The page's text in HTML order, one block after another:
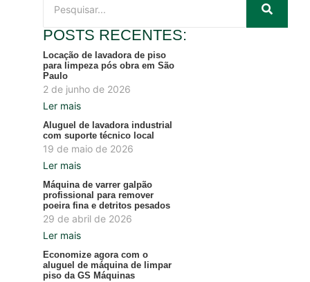
POSTS RECENTES:
Locação de lavadora de piso
para limpeza pós obra em São
Paulo
2 de junho de 2026
Ler mais
Aluguel de lavadora industrial
com suporte técnico local
19 de maio de 2026
Ler mais
Máquina de varrer galpão
profissional para remover
poeira fina e detritos pesados
29 de abril de 2026
Ler mais
Economize agora com o
aluguel de máquina de limpar
piso da GS Máquinas